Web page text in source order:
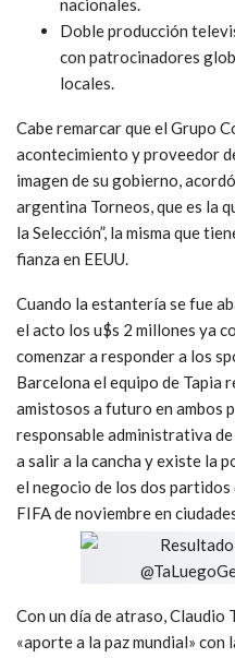
Doble producción
con patrocinadores
locales.
Cabe remarcar que el Grupo
acontecimiento y proveedor
imagen de su gobierno,
argentina Torneos, que es la
la Selección”, la misma que
fianza en EEUU.
Cuando la estantería se fue
el acto los u$s 2 millones ya
comenzar a responder a los
Barcelona el equipo de Tapia
amistosos a futuro en ambos
responsable administrativa
a salir a la cancha y existe la
el negocio de los dos partidos
FIFA de noviembre en
Con un día de atraso, Claudio
«aporte a la paz mundial»